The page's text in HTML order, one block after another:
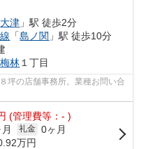
大津 」駅 徒歩2分
「島ノ関 」駅 徒歩10分
梅林 １丁目
坪の店舗事務所。業種お問い合
(管理費等：- )
礼金 0ヶ月
万円